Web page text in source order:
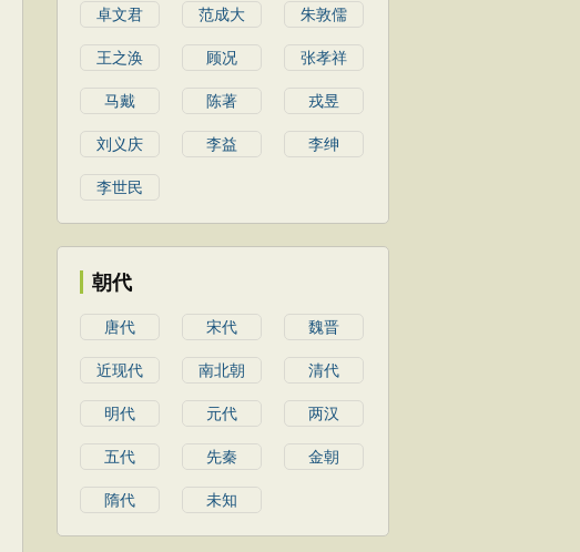
卓文君 范成大 朱敦儒
王之涣 顾况 张孝祥
马戴 陈著 戎昱
刘义庆 李益 李绅
李世民
朝代
唐代 宋代 魏晋
近现代 南北朝 清代
明代 元代 两汉
五代 先秦 金朝
隋代 未知